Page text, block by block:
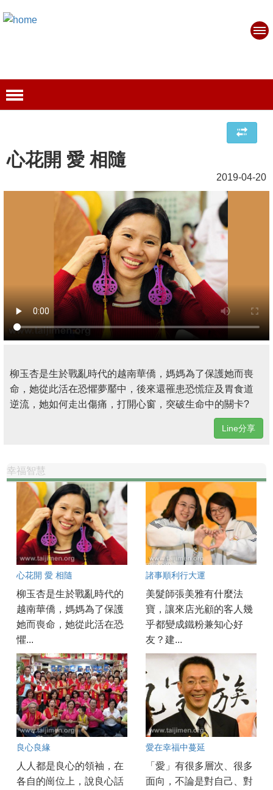
心花開 愛 相隨
2019-04-20
柳玉杏是生於戰亂時代的越南華僑，媽媽為了保護她而喪
命，她從此活在恐懼夢靨中，後來還罹患恐慌症及胃食道
逆流，她如何走出傷痛，打開心窗，突破生命中的關卡?
Line分享
幸福智慧
心花開 愛 相隨
柳玉杏是生於戰亂時代的
越南華僑，媽媽為了保護
她而喪命，她從此活在恐
懼...
諸事順利行大運
美髮師張美雅有什麼法
寶，讓來店光顧的客人幾
乎都變成鐵粉兼知心好
友？建...
良心良緣
人人都是良心的領袖，在
各自的崗位上，說良心話
愛在幸福中蔓延
「愛」有很多層次、很多
面向，不論是對自己、對